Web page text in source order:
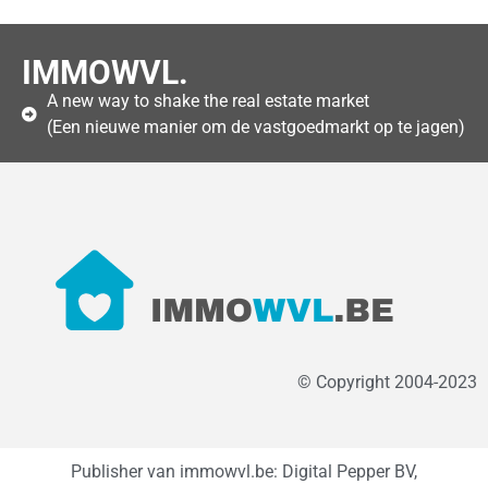
IMMOWVL.
A new way to shake the real estate market
(Een nieuwe manier om de vastgoedmarkt op te jagen)
© Copyright 2004-2023
Publisher van immowvl.be: Digital Pepper BV,